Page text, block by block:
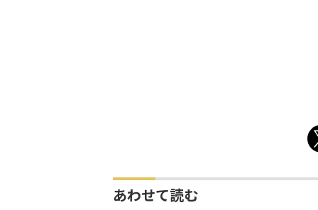
あわせて読む